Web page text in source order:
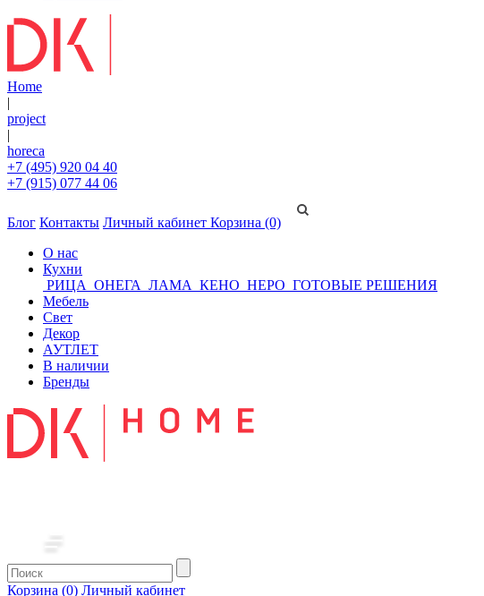
Home
|
project
|
horeca
+7 (495) 920 04 40
+7 (915) 077 44 06
Блог Контакты Личный кабинет Корзина (0)
О нас
Кухни
РИЦА ОНЕГА ЛАМА КЕНО НЕРО ГОТОВЫЕ РЕШЕНИЯ
Мебель
Свет
Декор
АУТЛЕТ
В наличии
Бренды
Корзина (0) Личный кабинет